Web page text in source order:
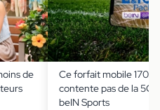
de
Ce forfait mobile 170
contente pas de la 5G
beIN Sports